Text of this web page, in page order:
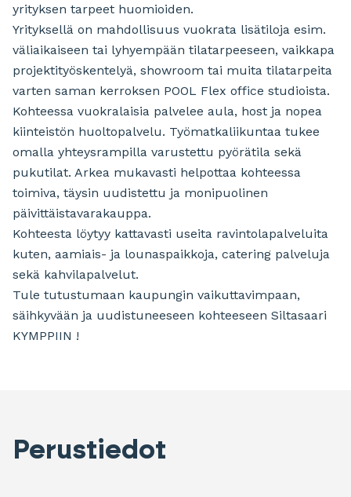
yrityksen tarpeet huomioiden.
Yrityksellä on mahdollisuus vuokrata lisätiloja esim.
väliaikaiseen tai lyhyempään tilatarpeeseen, vaikkapa
projektityöskentelyä, showroom tai muita tilatarpeita
varten saman kerroksen POOL Flex office studioista.
Kohteessa vuokralaisia palvelee aula, host ja nopea
kiinteistön huoltopalvelu. Työmatkaliikuntaa tukee
omalla yhteysrampilla varustettu pyörätila sekä
pukutilat. Arkea mukavasti helpottaa kohteessa
toimiva, täysin uudistettu ja monipuolinen
päivittäistavarakauppa.
Kohteesta löytyy kattavasti useita ravintolapalveluita
kuten, aamiais- ja lounaspaikkoja, catering palveluja
sekä kahvilapalvelut.
Tule tutustumaan kaupungin vaikuttavimpaan,
säihkyvään ja uudistuneeseen kohteeseen Siltasaari
KYMPPIIN !
Perustiedot